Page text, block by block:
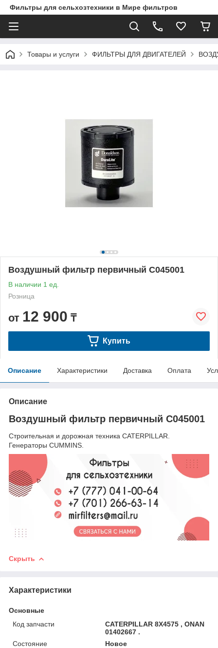
Фильтры для сельхозтехники в Мире фильтров
Товары и услуги ФИЛЬТРЫ ДЛЯ ДВИГАТЕЛЕЙ
Воздушный фильтр первичный C045001
В наличии 1 ед.
Розница
от 12 900 ₸
Купить
Описание Характеристики Доставка Оплата
Описание
Воздушный фильтр первичный C045001
Строительная и дорожная техника CATERPILLAR.
Генераторы CUMMINS.
Скрыть
Характеристики
Основные
Код запчасти
CATERPILLAR 8X4575 , ONAN
01402667 .
Состояние
Новое